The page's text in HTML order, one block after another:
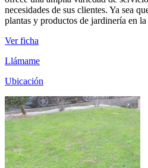
necesidades de sus clientes. Ya sea
plantas y productos de jardinería en
Ver ficha
Llámame
Ubicación